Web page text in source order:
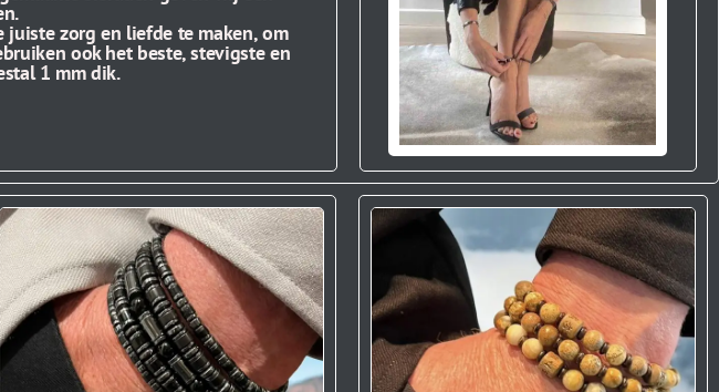
juiste zorg en liefde te maken, om
ook het beste, stevigste en
1 mm dik.